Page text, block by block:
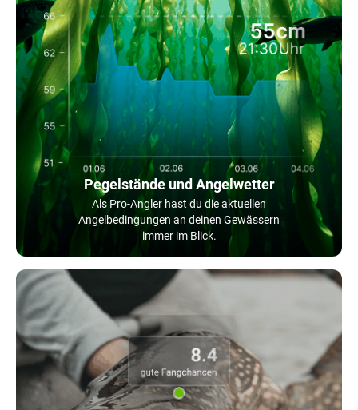
Pegelstände und Angelwetter
Als Pro-Angler hast du die aktuellen
Angelbedingungen an deinen Gewässern
immer im Blick.